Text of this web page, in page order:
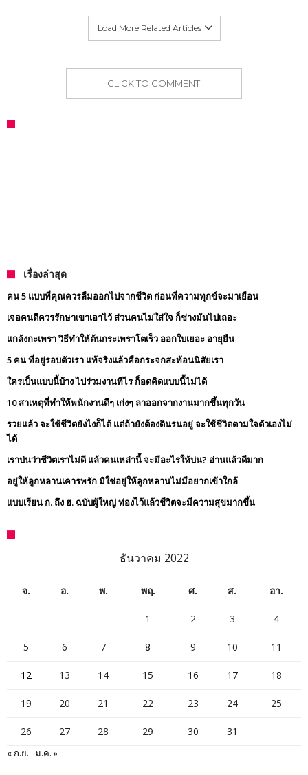
Load More Related Articles
CLICK TO COMMENT
เรื่องล่าสุด
คน 5 แบบที่คุณควรลืมออกไปจากชีวิต ก่อนที่ความทุกข์จะมาเยือน
เจอคนดีควรรักษาเขาเอาไว้ ส่วนคนไม่ใส่ใจ ก็ช่างมันไปเถอะ
แกล้งกะเพรา วิธีทำให้ต้นกระเพราโตเร็ว ออกใบเยอะ อายุยืน
5 คน ที่อยู่รอบตัวเรา แท้จริงแล้วคือกระจกสะท้อนนิสัยเรา
ใครเป็นแบบนี้บ้าง ไปร่วมงานทีไร ก็อดคิดแบบนี้ไม่ได้
10 สาเหตุที่ทำให้พนักงานดีๆ เก่งๆ ลาออกจากงานมากขึ้นทุกวัน
รวยแล้ว จะใช้ชีวิตยังไงก็ได้ แต่ถ้ายังต้องดินรนอยู่ จะใช้ชีวิตตามใจตัวเองไม่
ได้
เราบ่นว่าชีวิตเราไม่ดี แล้วคนเหล่านี้ จะมีอะไรให้บ่น? อ่านแล้วดีมาก
อยู่ให้ลูกหลานเคารพรัก มิใช่อยู่ให้ลูกหลานไม่มีอยากเข้าใกล้
แบบเรียน ก. ถึง ฮ. ฉบับผู้ใหญ่ ท่องไว้แล้วชีวิตจะมีความสุขมากขึ้น
ธันวาคม 2022
จ. อ. พ. พฤ. ศ. ส. อา.
1 2 3 4
5 6 7 8 9 10 11
12 13 14 15 16 17 18
19 20 21 22 23 24 25
26 27 28 29 30 31
« ก.ย. ม.ค. »